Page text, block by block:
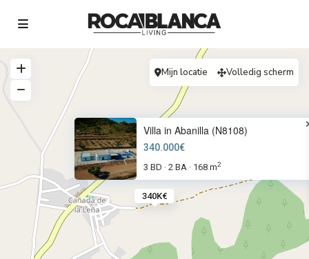
340K€
Villa in Abanilla (N8108)
340.000€
3 BD · 2 BA · 168 m2
Mijn locatie Volledig scherm